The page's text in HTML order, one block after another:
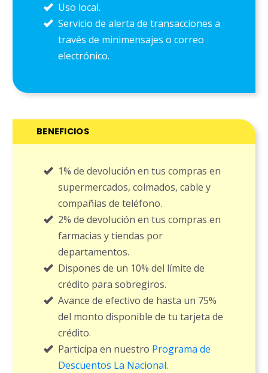
Uso local.
Servicio de alerta de transacciones a
través de minimensajes o correo
electrónico.
BENEFICIOS
1% de devolución en tus compras en
supermercados, colmados, cable y
compañías de teléfono.
2% de devolución en tus compras en
farmacias y tiendas por
departamentos.
Dispones de un 10% del límite de
crédito para sobregiros.
Avance de efectivo de hasta un 75%
del monto disponible de tu tarjeta de
crédito.
Participa en nuestro Programa de
Descuentos La Nacional.